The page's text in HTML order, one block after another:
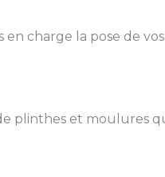
charge la pose de
plinthes et